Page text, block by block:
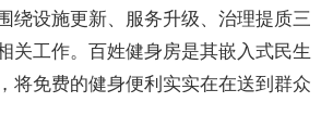
绕设施更新、服务升级、治理提质三
关工作。百姓健身房是其嵌入式民生
将免费的健身便利实实在在送到群众